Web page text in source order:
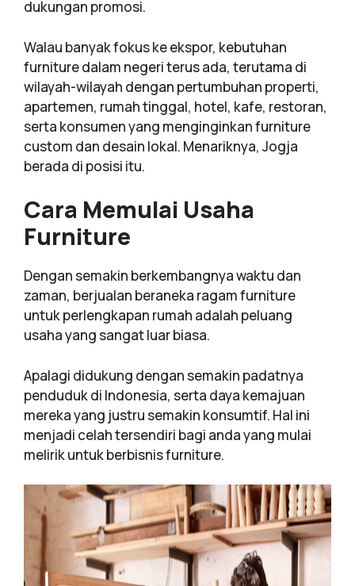
dukungan promosi.
Walau banyak fokus ke ekspor, kebutuhan
furniture dalam negeri terus ada, terutama di
wilayah-wilayah dengan pertumbuhan properti,
apartemen, rumah tinggal, hotel, kafe, restoran,
serta konsumen yang menginginkan furniture
custom dan desain lokal. Menariknya, Jogja
berada di posisi itu.
Cara Memulai Usaha
Furniture
Dengan semakin berkembangnya waktu dan
zaman, berjualan beraneka ragam furniture
untuk perlengkapan rumah adalah peluang
usaha yang sangat luar biasa.
Apalagi didukung dengan semakin padatnya
penduduk di Indonesia, serta daya kemajuan
mereka yang justru semakin konsumtif. Hal ini
menjadi celah tersendiri bagi anda yang mulai
melirik untuk berbisnis furniture.